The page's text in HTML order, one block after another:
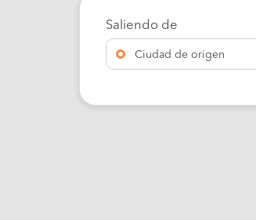
Saliendo de
Ciudad de origen